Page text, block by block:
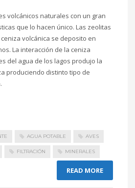
volcánicos naturales con un gran
que lo hacen único. Las zeolitas
volcánica se deposito en
La interacción de la ceniza
del agua de los lagos produjo la
produciendo distinto tipo de
AGUA POTABLE AVES
FILTRACIÓN MINERALES
READ MORE